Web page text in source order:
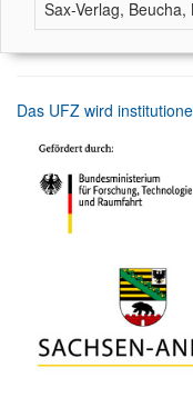
Sax-Verlag,
Das UFZ wird